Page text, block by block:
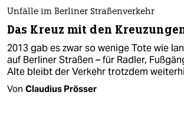
Unfälle im Berliner Straßenverkehr
Das Kreuz mit den
2013 gab es zwar so wenige Tote wie
auf Berliner Straßen – für Radler,
Alte bleibt der Verkehr trotzdem
Von Claudius Prösser